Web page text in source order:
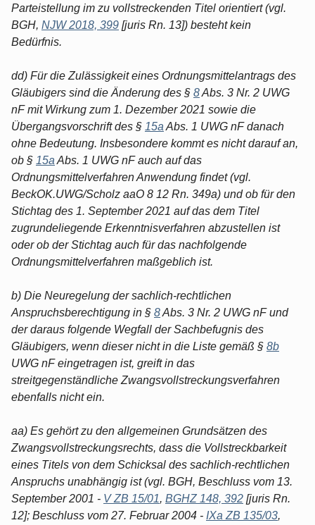
Parteistellung im zu vollstreckenden Titel orientiert (vgl.
BGH, NJW 2018, 399 [juris Rn. 13]) besteht kein
Bedürfnis.
dd) Für die Zulässigkeit eines Ordnungsmittelantrags des
Gläubigers sind die Änderung des § 8Abs. 3 Nr. 2 UWG
nF mit Wirkung zum 1. Dezember 2021 sowie die
Übergangsvorschrift des § 15a Abs. 1 UWG nF danach
ohne Bedeutung. Insbesondere kommt es nicht darauf an,
ob § 15a Abs. 1 UWG nF auch auf das
Ordnungsmittelverfahren Anwendung findet (vgl.
BeckOK.UWG/Scholz aaO 8 12 Rn. 349a) und ob für den
Stichtag des 1. September 2021 auf das dem Titel
zugrundeliegende Erkenntnisverfahren abzustellen ist
oder ob der Stichtag auch für das nachfolgende
Ordnungsmittelverfahren maßgeblich ist.
b) Die Neuregelung der sachlich-rechtlichen
Anspruchsberechtigung in § 8Abs. 3 Nr. 2 UWG nF und
der daraus folgende Wegfall der Sachbefugnis des
Gläubigers, wenn dieser nicht in die Liste gemäß § 8b
UWG nF eingetragen ist, greift in das
streitgegenständliche Zwangsvollstreckungsverfahren
ebenfalls nicht ein.
aa) Es gehört zu den allgemeinen Grundsätzen des
Zwangsvollstreckungsrechts, dass die Vollstreckbarkeit
eines Titels von dem Schicksal des sachlich-rechtlichen
Anspruchs unabhängig ist (vgl. BGH, Beschluss vom 13.
September 2001 - V ZB 15/01, BGHZ 148, 392 [juris Rn.
12]; Beschluss vom 27. Februar 2004 - IXa ZB 135/03,